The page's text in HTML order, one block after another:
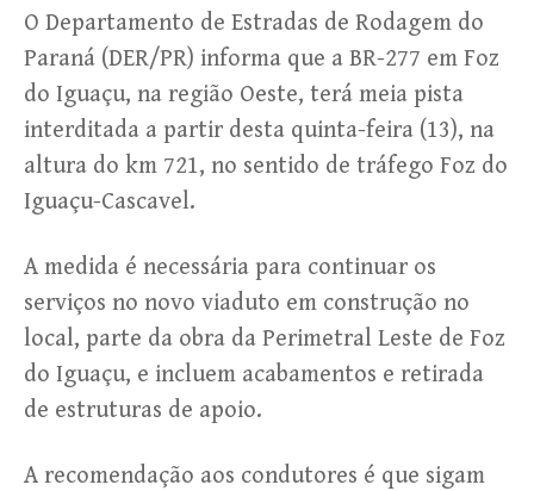
O Departamento de Estradas de Rodagem do
Paraná (DER/PR) informa que a BR-277 em Foz
do Iguaçu, na região Oeste, terá meia pista
interditada a partir desta quinta-feira (13), na
altura do km 721, no sentido de tráfego Foz do
Iguaçu-Cascavel.
A medida é necessária para continuar os
serviços no novo viaduto em construção no
local, parte da obra da Perimetral Leste de Foz
do Iguaçu, e incluem acabamentos e retirada
de estruturas de apoio.
A recomendação aos condutores é que sigam